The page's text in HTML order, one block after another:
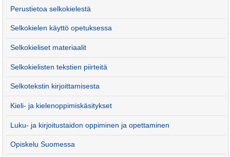
Perustietoa selkokielestä
Selkokielen käyttö opetuksessa
Selkokieliset materiaalit
Selkokielisten tekstien piirteitä
Selkotekstin kirjoittamisesta
Kieli- ja kielenoppimiskäsitykset
Luku- ja kirjoitustaidon oppiminen ja opettaminen
Opiskelu Suomessa